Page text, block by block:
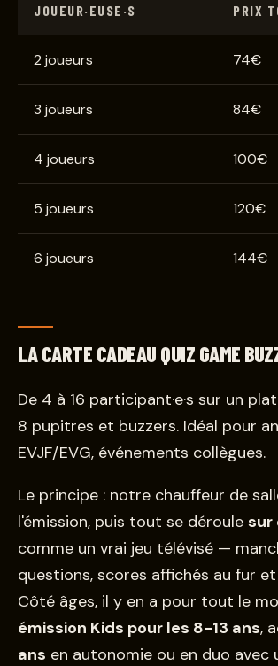
JOUEUR·EUSE·S PRIX
2 joueurs 74€
3 joueurs 84€
4 joueurs 100€
5 joueurs 120€
6 joueurs 144€
LA CARTE CADEAU QUIZ GAME
De 4 à 16 participant·e·s sur un
8 pupitres et buzzers. Idéal pour
EVJF/EVG, événements collègues.
Le principe : notre chauffeur de
l'émission, puis tout se déroule sur
comme un vrai jeu télévisé —
questions, scores affichés au fur
Côté âges, il y en a pour tout le
émission Kids pour les 8-13 ans,
ans en autonomie ou en duo avec